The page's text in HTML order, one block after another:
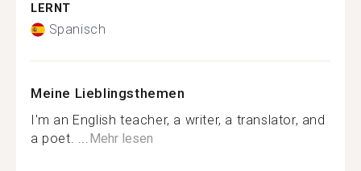
LERNT
Spanisch
Meine Lieblingsthemen
I'm an English teacher, a writer, a translator, and
a poet. ...Mehr lesen